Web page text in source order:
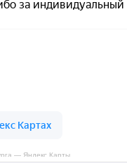
— Яндекс Карты